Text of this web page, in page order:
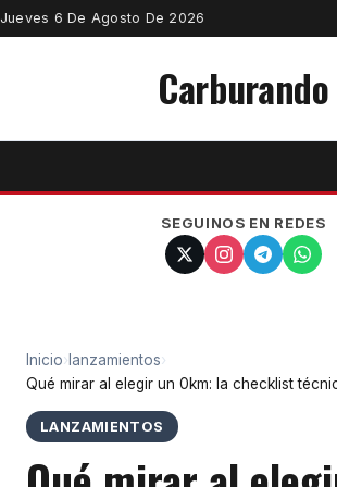
Jueves 6 De Agosto De 2026
Carburando
SEGUINOS EN REDES
Inicio› lanzamientos›
Qué mirar al elegir un 0km: la checklist
LANZAMIENTOS